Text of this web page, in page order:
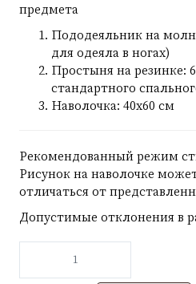
предмета
Пододеяльник на
для одеяла в ногах)
Простыня на резинке:
стандартного
Наволочка: 40х60 см
Рекомендованный режим
Рисунок на наволочке
отличаться от
Допустимые отклонения в